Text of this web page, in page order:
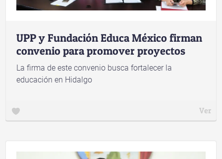
UPP y Fundación Educa México firman
convenio para promover proyectos
La firma de este convenio busca fortalecer la
educación en Hidalgo
Ver